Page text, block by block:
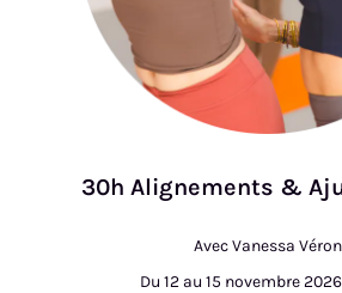
30h Alignements &
Avec Vanessa Véron
Du 12 au 15 novembre